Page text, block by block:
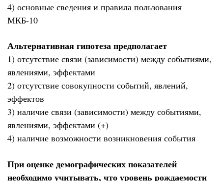
4) основные сведения и правила пользования
МКБ-10
Альтернативная гипотеза предполагает
1) отсутствие связи (зависимости) между событиями,
явлениями, эффектами
2) отсутствие совокупности событий, явлений,
эффектов
3) наличие связи (зависимости) между событиями,
явлениями, эффектами (+)
4) наличие возможности возникновения события
При оценке демографических показателей
необходимо учитывать, что уровень рождаемости